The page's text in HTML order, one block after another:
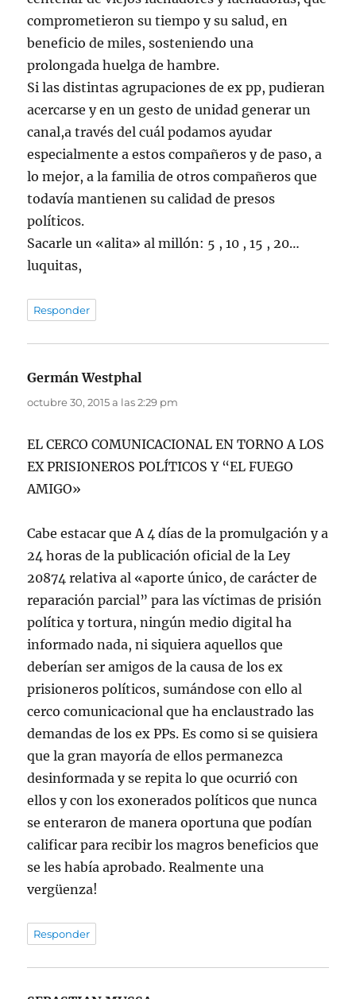
comprometieron su tiempo y su salud, en
beneficio de miles, sosteniendo una
prolongada huelga de hambre.
Si las distintas agrupaciones de ex pp, pudieran
acercarse y en un gesto de unidad generar un
canal,a través del cuál podamos ayudar
especialmente a estos compañeros y de paso, a
lo mejor, a la familia de otros compañeros que
todavía mantienen su calidad de presos
políticos.
Sacarle un «alita» al millón: 5 , 10 , 15 , 20…
luquitas,
Responder
Germán Westphal
octubre 30, 2015 a las 2:29 pm
EL CERCO COMUNICACIONAL EN TORNO A LOS
EX PRISIONEROS POLÍTICOS Y “EL FUEGO
AMIGO»
Cabe estacar que A 4 días de la promulgación y a
24 horas de la publicación oficial de la Ley
20874 relativa al «aporte único, de carácter de
reparación parcial” para las víctimas de prisión
política y tortura, ningún medio digital ha
informado nada, ni siquiera aquellos que
deberían ser amigos de la causa de los ex
prisioneros políticos, sumándose con ello al
cerco comunicacional que ha enclaustrado las
demandas de los ex PPs. Es como si se quisiera
que la gran mayoría de ellos permanezca
desinformada y se repita lo que ocurrió con
ellos y con los exonerados políticos que nunca
se enteraron de manera oportuna que podían
calificar para recibir los magros beneficios que
se les había aprobado. Realmente una
vergüenza!
Responder